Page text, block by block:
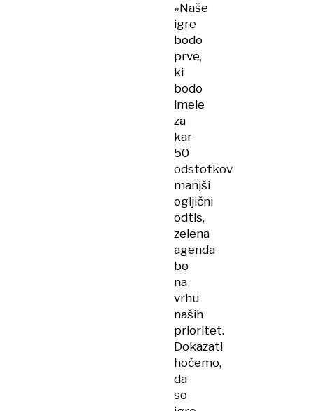
»Naše
igre
bodo
prve,
ki
bodo
imele
za
kar
50
odstotkov
manjši
ogljični
odtis,
zelena
agenda
bo
na
vrhu
naših
prioritet.
Dokazati
hočemo,
da
so